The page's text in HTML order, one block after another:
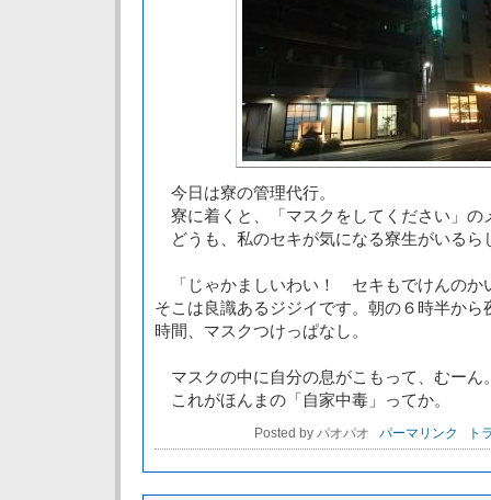
今日は寮の管理代行。
寮に着くと、「マスクをしてください」の
どうも、私のセキが気になる寮生がいるら
「じゃかましいわい！ セキもでけんのか
そこは良識あるジジイです。朝の６時半か
時間、マスクつけっぱなし。
マスクの中に自分の息がこもって、むーん
これがほんまの「自家中毒」ってか。
Posted by パオパオ パーマリンク ト